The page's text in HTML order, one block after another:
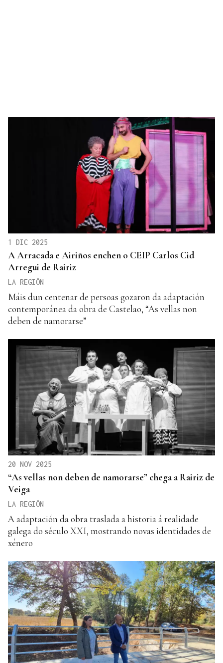
1 DIC 2025
A Arracada e Airiños enchen o CEIP Carlos Cid
Arregui de Rairiz
LA REGIÓN
Máis dun centenar de persoas gozaron da adaptación
contemporánea da obra de Castelao, “As vellas non
deben de namorarse”
20 NOV 2025
“As vellas non deben de namorarse” chega a Rairiz de
Veiga
LA REGIÓN
A adaptación da obra traslada a historia á realidade
galega do século XXI, mostrando novas identidades de
xénero